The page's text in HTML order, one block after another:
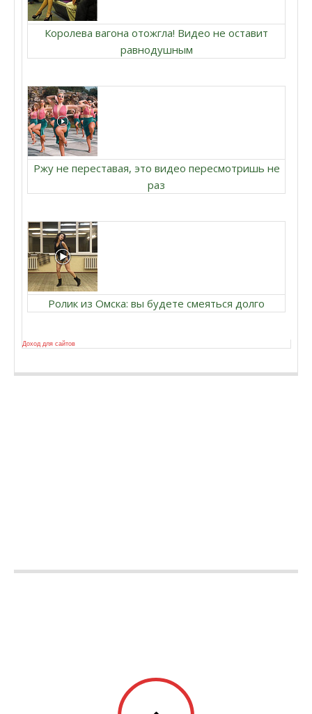
Королева вагона отожгла! Видео не оставит
равнодушным
Ржу не переставая, это видео пересмотришь не
раз
Ролик из Омска: вы будете смеяться долго
Доход для сайтов